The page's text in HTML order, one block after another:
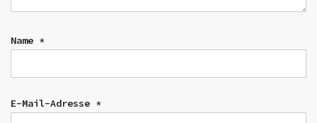
Name *
E-Mail-Adresse *